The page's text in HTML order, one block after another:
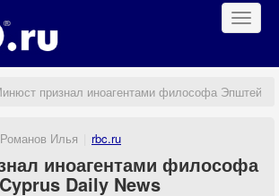
признал иноагентами философа Эпштейна
Романов Илья rbc.ru
иноагентами философа
Daily News